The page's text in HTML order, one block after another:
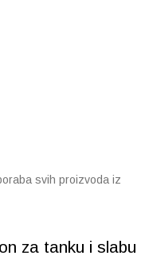
svih proizvoda iz
za tanku i slabu